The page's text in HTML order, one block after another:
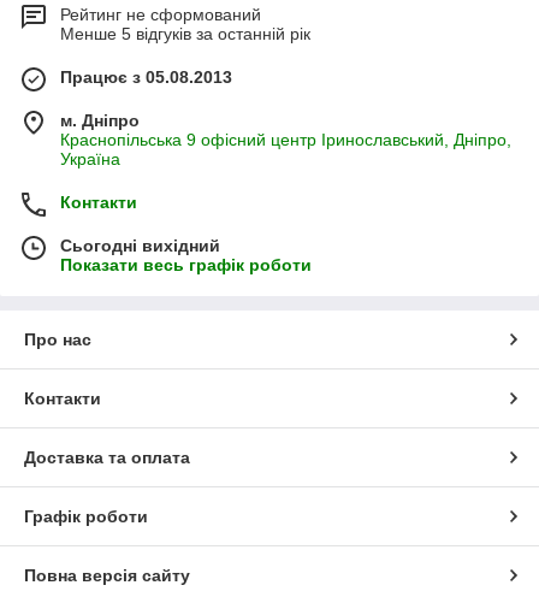
Рейтинг не сформований
Менше 5 відгуків за останній рік
Працює з 05.08.2013
м. Дніпро
Краснопільська 9 офісний центр Іринославський, Дніпро,
Україна
Контакти
Сьогодні вихідний
Показати весь графік роботи
Про нас
Контакти
Доставка та оплата
Графік роботи
Повна версія сайту